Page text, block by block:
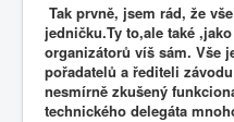
Tak prvně, jsem rád, že
jedničku.Ty to,ale také
organizátorů víš sám. Vše
pořadatelů a řediteli
nesmírně zkušený
technického delegáta